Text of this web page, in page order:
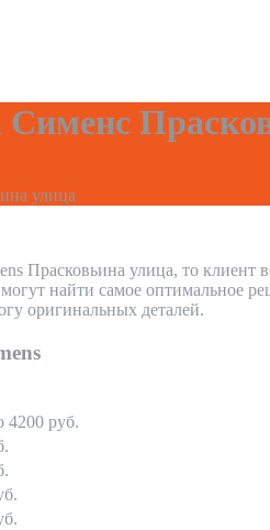
улица
Прасковьина улица, то
найти самое оптимальное
оригинальных деталей.
4200 руб.